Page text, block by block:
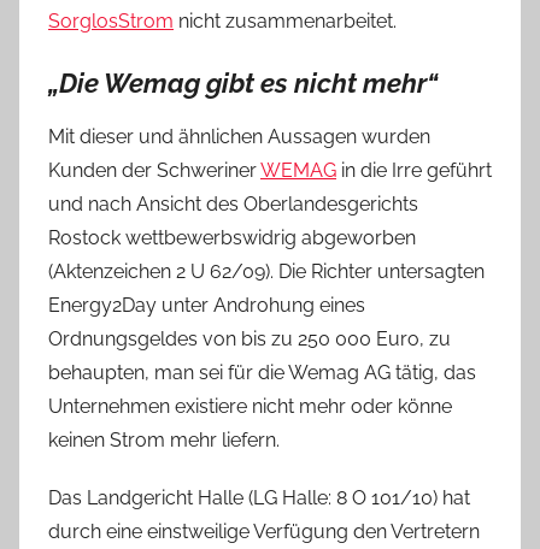
SorglosStrom nicht zusammenarbeitet.
„Die Wemag gibt es nicht mehr“
Mit dieser und ähnlichen Aussagen wurden
Kunden der SchwerinerWEMAG in die Irre geführt
und nach Ansicht des Oberlandesgerichts
Rostock wettbewerbswidrig abgeworben
(Aktenzeichen 2 U 62/09). Die Richter untersagten
Energy2Day unter Androhung eines
Ordnungsgeldes von bis zu 250 000 Euro, zu
behaupten, man sei für die Wemag AG tätig, das
Unternehmen existiere nicht mehr oder könne
keinen Strom mehr liefern.
Das Landgericht Halle (LG Halle: 8 O 101/10) hat
durch eine einstweilige Verfügung den Vertretern